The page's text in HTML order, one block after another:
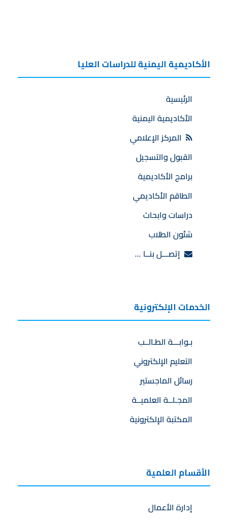
الأكاديمية اليمنية للدراسات العليا
الرئيسية
الأكاديمية اليمنية
المركز الإعلامي
القبول والتسجيل
برامج الأكاديمية
الطاقم الأكاديمي
دراسات وابحاث
شئون الطلاب
إتصـــل بنــا …
الخدمات الإلكترونية
بـوابـــة الطـالــب
التعليم الإلكتروني
رسائل الماجستير
المجـلــة العلميــة
المكتبة الإلكترونية
الأقسام العلمية
إدارة الأعمال